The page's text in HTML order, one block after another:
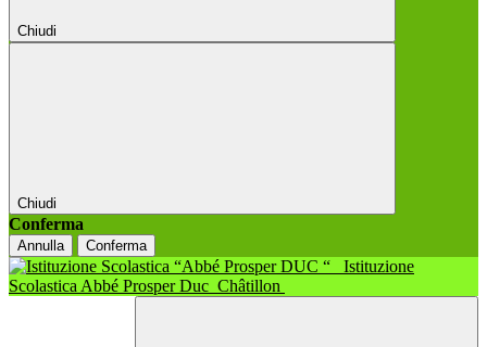
Chiudi
Chiudi
Conferma
Annulla Conferma
Istituzione
Scolastica Abbé Prosper Duc Châtillon